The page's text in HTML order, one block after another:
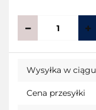
Wysyłka w ciągu
Cena przesyłki